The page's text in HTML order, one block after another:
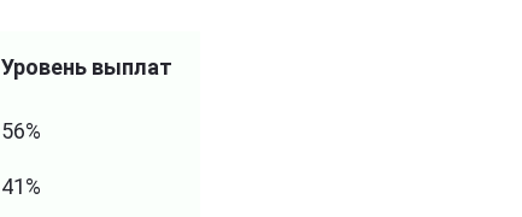
Уровень выплат
56%
41%